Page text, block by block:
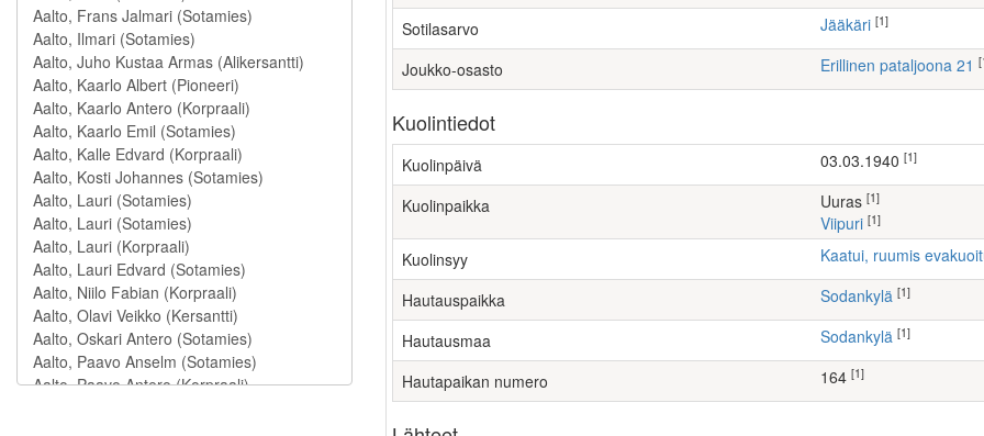
Sotilasarvo Jääkäri [1]
Joukko-osasto Erillinen pataljoona 21
Kuolintiedot
Kuolinpäivä 03.03.1940 [1]
Kuolinpaikka Uuras [1]
Viipuri [1]
Kuolinsyy Kaatui, ruumis
Hautauspaikka Sodankylä [1]
Hautausmaa Sodankylä [1]
Hautapaikan numero 164 [1]